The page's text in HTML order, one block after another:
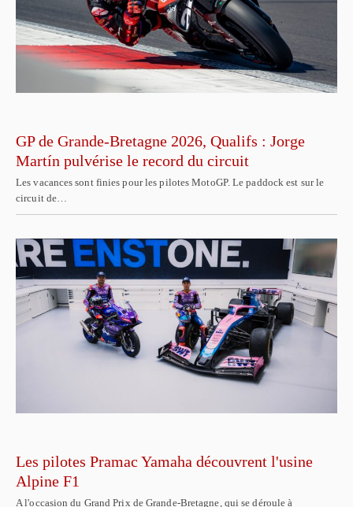
GP de Grande-Bretagne 2026, Qualifs : Jorge
Martín pulvérise le record du circuit
Les vacances sont finies pour les pilotes MotoGP. Le paddock est sur le
circuit de…
Les pilotes Pramac Yamaha découvrent l'usine
Alpine F1
A l'occasion du Grand Prix de Grande-Bretagne, qui se déroule à